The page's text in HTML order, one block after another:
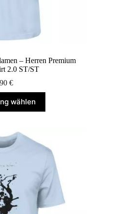
– Herren Premium
2.0 ST/ST
€
wählen
Produkt
weist
Varianten
auf.
Die
können
auf
der
Produktseite
gewählt
werden